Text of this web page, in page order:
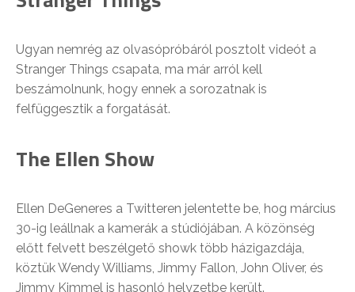
Ugyan nemrég az olvasópróbáról posztolt videót a
Stranger Things csapata, ma már arról kell
beszámolnunk, hogy ennek a sorozatnak is
felfüggesztik a forgatását.
The Ellen Show
Ellen DeGeneres a Twitteren jelentette be, hog március
30-ig leállnak a kamerák a stúdiójában. A közönség
előtt felvett beszélgető showk több házigazdája,
köztük Wendy Williams, Jimmy Fallon, John Oliver, és
Jimmy Kimmel is hasonló helyzetbe került.